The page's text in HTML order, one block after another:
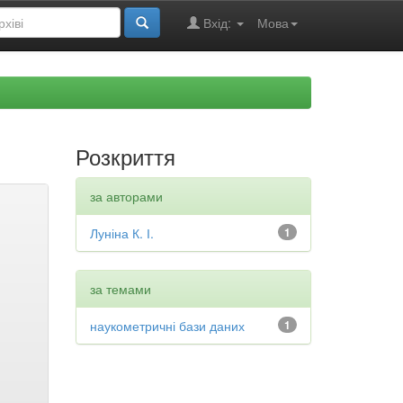
Мова
Вхід:
Розкриття
за авторами
1
Луніна К. І.
за темами
1
наукометричні бази даних